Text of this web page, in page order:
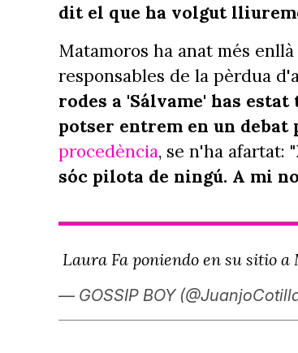
dit el que ha volgut
Matamoros ha anat més
responsables de la pèrdua
rodes a 'Sálvame' has
potser entrem en un debat
procedència, se n'ha afartat:
sóc pilota de ningú. A mi
Laura Fa poniendo en su sitio a
— GOSSIP BOY